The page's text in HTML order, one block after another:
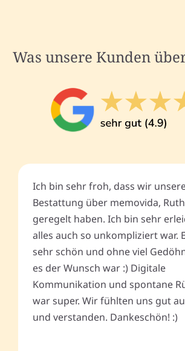
Was unsere Kunden
Ich bin sehr froh, dass wir
Bestattung über memovida,
geregelt haben. Ich bin sehr
alles auch so unkompliziert war.
sehr schön und ohne viel
es der Wunsch war :) Digitale
Kommunikation und spontane
war super. Wir fühlten uns gut
und verstanden. Dankeschön! :)